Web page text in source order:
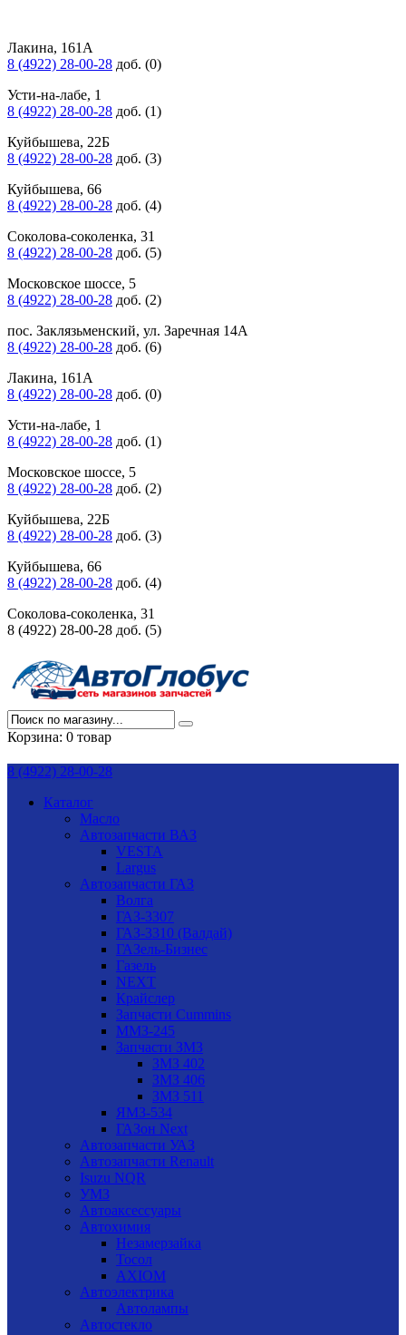
Лакина, 161А
8 (4922) 28-00-28 доб. (0)
Усти-на-лабе, 1
8 (4922) 28-00-28 доб. (1)
Куйбышева, 22Б
8 (4922) 28-00-28 доб. (3)
Куйбышева, 66
8 (4922) 28-00-28 доб. (4)
Соколова-соколенка, 31
8 (4922) 28-00-28 доб. (5)
Московское шоссе, 5
8 (4922) 28-00-28 доб. (2)
пос. Заклязьменский, ул. Заречная 14А
8 (4922) 28-00-28 доб. (6)
Лакина, 161А
8 (4922) 28-00-28 доб. (0)
Усти-на-лабе, 1
8 (4922) 28-00-28 доб. (1)
Московское шоссе, 5
8 (4922) 28-00-28 доб. (2)
Куйбышева, 22Б
8 (4922) 28-00-28 доб. (3)
Куйбышева, 66
8 (4922) 28-00-28 доб. (4)
Соколова-соколенка, 31
8 (4922) 28-00-28 доб. (5)
Корзина: 0 товар
8 (4922) 28-00-28
Каталог
Масло
Автозапчасти ВАЗ
VESTA
Largus
Автозапчасти ГАЗ
Волга
ГАЗ-3307
ГАЗ-3310 (Валдай)
ГАЗель-Бизнес
Газель
NEXT
Крайслер
Запчасти Cummins
ММЗ-245
Запчасти ЗМЗ
ЗМЗ 402
ЗМЗ 406
ЗМЗ 511
ЯМЗ-534
ГАЗон Next
Автозапчасти УАЗ
Автозапчасти Renault
Isuzu NQR
УМЗ
Автоаксессуары
Автохимия
Незамерзайка
Тосол
AXIOM
Автоэлектрика
Автолампы
Автостекло